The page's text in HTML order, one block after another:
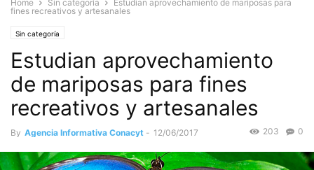
Home Sin categoría
Estudian aprovechamiento de mariposas para
fines recreativos y artesanales
Sin categoría
Estudian aprovechamiento
de mariposas para fines
recreativos y artesanales
By Agencia Informativa Conacyt - 12/06/2017 0
203